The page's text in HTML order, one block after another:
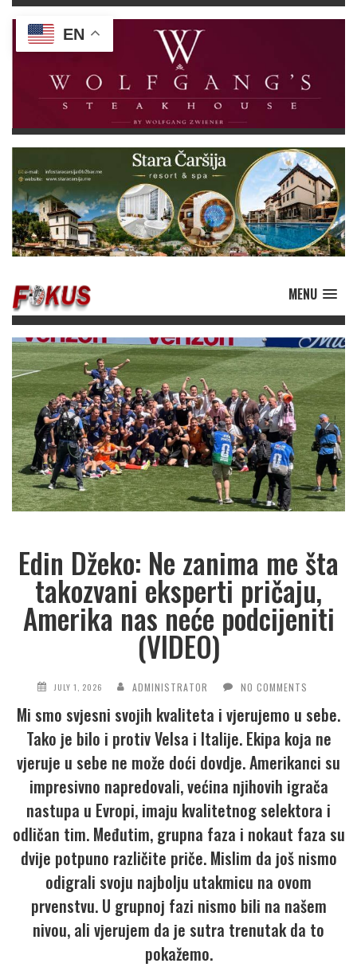
MENU
Edin Džeko: Ne zanima me šta
takozvani eksperti pričaju,
Amerika nas neće podcijeniti
(VIDEO)
JULY 1, 2026 ADMINISTRATOR NO COMMENTS
Mi smo svjesni svojih kvaliteta i vjerujemo u sebe.
Tako je bilo i protiv Velsa i Italije. Ekipa koja ne
vjeruje u sebe ne može doći dovdje. Amerikanci su
impresivno napredovali, većina njihovih igrača
nastupa u Evropi, imaju kvalitetnog selektora i
odličan tim. Međutim, grupna faza i nokaut faza su
dvije potpuno različite priče. Mislim da još nismo
odigrali svoju najbolju utakmicu na ovom
prvenstvu. U grupnoj fazi nismo bili na našem
nivou, ali vjerujem da je sutra trenutak da to
pokažemo.
EN